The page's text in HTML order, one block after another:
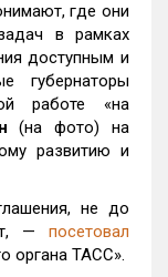
где они
в рамках
доступным и
губернаторы
работе «на
(на фото) на
развитию и
не до
— посетовал
органа ТАСС».